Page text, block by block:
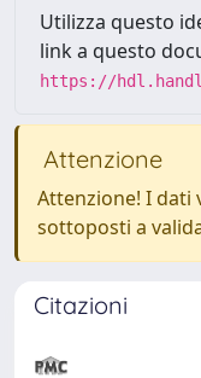
Utilizza questo
link a questo
https://
Attenzione
Attenzione! I dati
sottoposti a
Citazioni